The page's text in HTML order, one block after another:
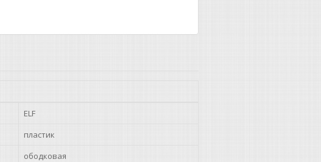
ELF
пластик
ободковая